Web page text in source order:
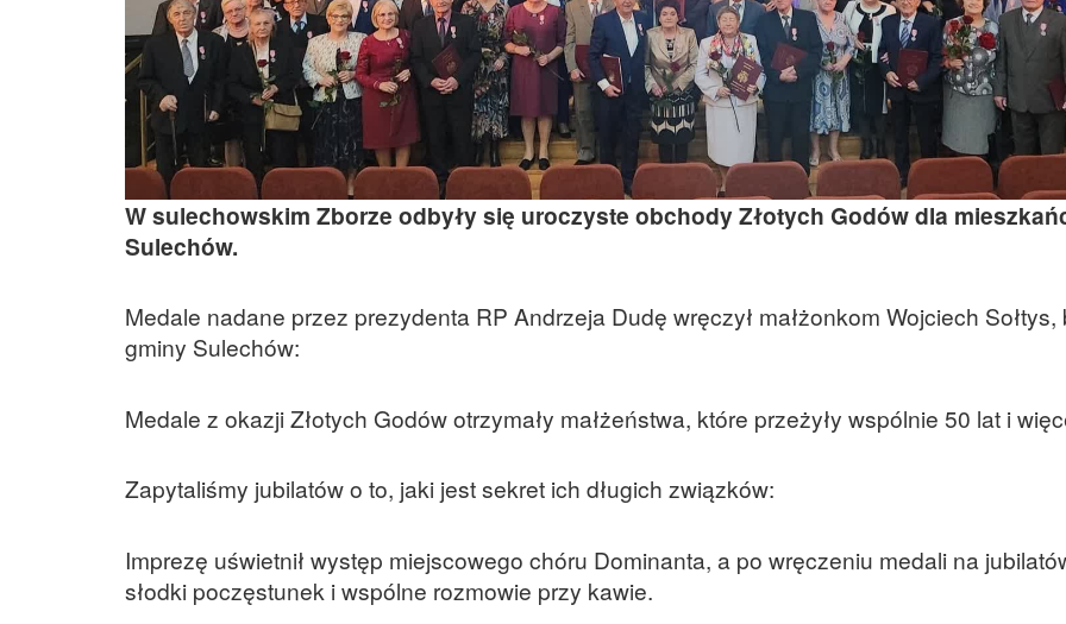
W sulechowskim Zborze odbyły się uroczyste obchody Złotych Godów dla
Sulechów.
Medale nadane przez prezydenta RP Andrzeja Dudę wręczył małżonkom Wojciech Sołtys,
gminy Sulechów:
Medale z okazji Złotych Godów otrzymały małżeństwa, które przeżyły wspólnie 50 lat i
Zapytaliśmy jubilatów o to, jaki jest sekret ich długich związków:
Imprezę uświetnił występ miejscowego chóru Dominanta, a po wręczeniu medali na
słodki poczęstunek i wspólne rozmowie przy kawie.